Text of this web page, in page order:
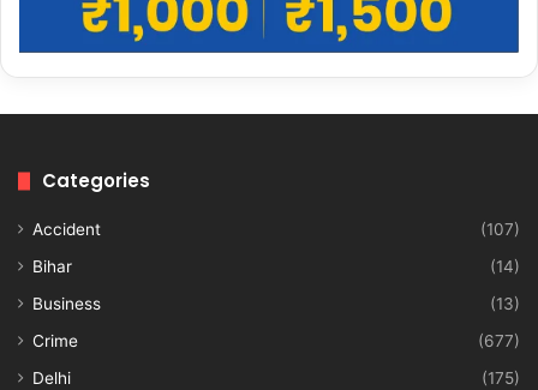
Categories
Accident
(107)
Bihar
(14)
Business
(13)
Crime
(677)
Delhi
(175)